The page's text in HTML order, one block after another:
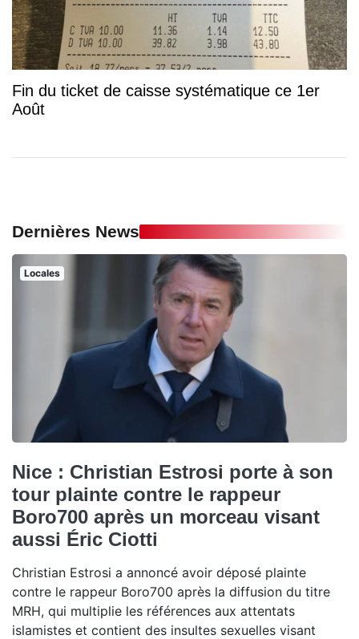
Fin du ticket de caisse systématique ce 1er
Août
Dernières News
Locales
Nice : Christian Estrosi porte à son
tour plainte contre le rappeur
Boro700 après un morceau visant
aussi Éric Ciotti
Christian Estrosi a annoncé avoir déposé plainte
contre le rappeur Boro700 après la diffusion du titre
MRH, qui multiplie les références aux attentats
islamistes et contient des insultes sexuelles visant